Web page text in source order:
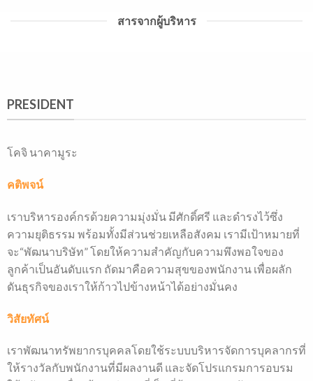
สารจากผู้บริหาร
PRESIDENT
โคจิ นาคามูระ
คติพจน์
เราบริหารองค์กรด้วยความมุ่งมั่น มีศักดิ์ศรี และดำรงไว้ซึ่ง
ความยุติธรรม พร้อมทั้งมีส่วนช่วยเหลือสังคม เรามีเป้าหมายที่
จะ“พัฒนาบริษัท” โดยให้ความสำคัญกับความพึงพอใจของ
ลูกค้าเป็นอันดับแรก ถัดมาคือความสุขของพนักงาน เพื่อผลัก
ดันธุรกิจของเราให้ก้าวไปข้างหน้าได้อย่างมั่นคง
วิสัยทัศน์
เราพัฒนาทรัพยากรบุคคลโดยใช้ระบบบริหารจัดการบุคลากรที่
ให้รางวัลกับพนักงานที่มีผลงานดี และจัดโปรแกรมการอบรม